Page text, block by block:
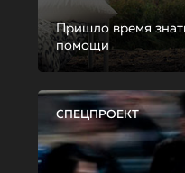
Пришло время
помощи
СПЕЦПРОЕКТ